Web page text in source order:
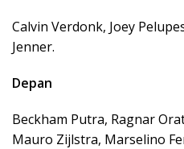
Calvin Verdonk, Joey
Jenner.
Depan
Beckham Putra, Ragnar
Mauro Zijlstra, Marselino